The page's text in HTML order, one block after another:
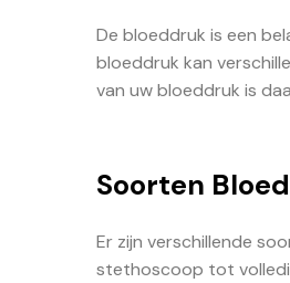
De bloeddruk is een
bloeddruk kan
van uw bloeddruk is
Soorten
Er zijn verschillende
stethoscoop tot